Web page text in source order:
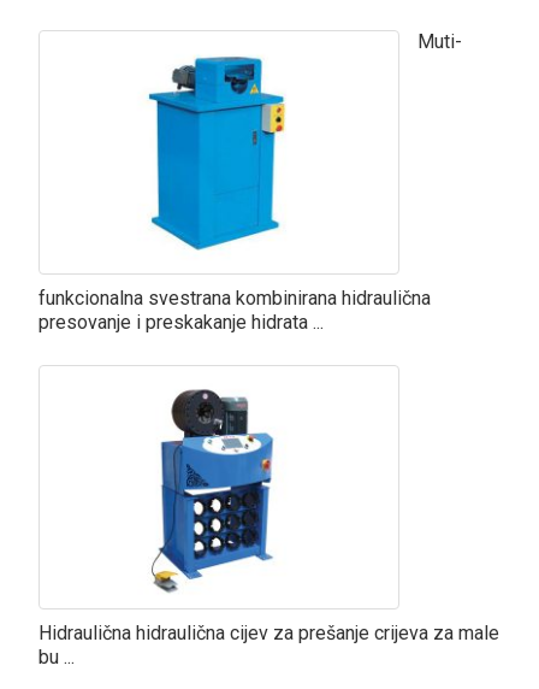
Muti-
funkcionalna svestrana kombinirana hidraulična
presovanje i preskakanje hidrata ...
Hidraulična hidraulična cijev za prešanje crijeva za male
bu ...